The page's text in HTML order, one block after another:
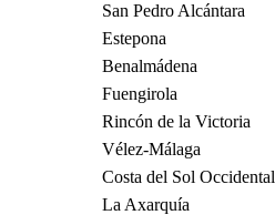
San Pedro Alcántara
Estepona
Benalmádena
Fuengirola
Rincón de la Victoria
Vélez-Málaga
Costa del Sol Occidental
La Axarquía